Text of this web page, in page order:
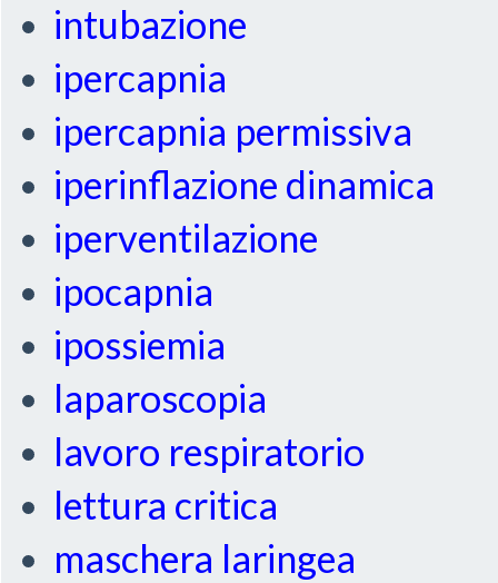
intubazione
ipercapnia
ipercapnia permissiva
iperinflazione dinamica
iperventilazione
ipocapnia
ipossiemia
laparoscopia
lavoro respiratorio
lettura critica
maschera laringea